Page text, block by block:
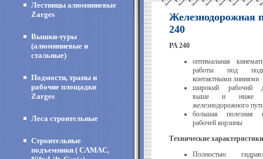
Лестницы алюминиевые
Zarges
Вышки-туры
(алюминиевые и
стальные)
Подмости, трапы и
рабочие площадки
Zarges
Леса строительные
Строительные
подъемники ( CAMAC,
Железнодорожная
240
PA 240
оптимальная
работы под
контактными линиями
широкий рабочий
выше и ниже
железнодорожного
большая полезная
рабочей корзины
Технические
Полностью